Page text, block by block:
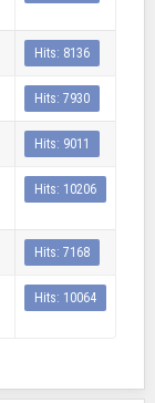
Hits: 8136
Hits: 7930
Hits: 9011
Hits: 10206
Hits: 7168
Hits: 10064